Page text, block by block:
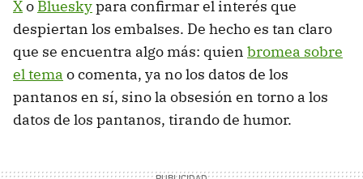
Xo Blueskypara confirmar el interés que
despiertan los embalses. De hecho es tan claro
que se encuentra algo más: quien bromea sobre
el tema o comenta, ya no los datos de los
pantanos en sí, sino la obsesión en torno a los
datos de los pantanos, tirando de humor.